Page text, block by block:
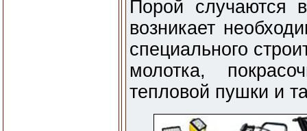
Порой случаются
возникает
специального
молотка,
тепловой пушки и